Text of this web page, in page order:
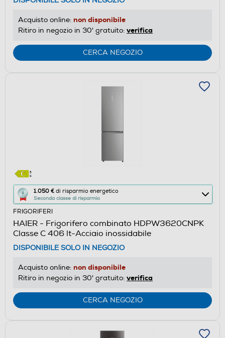
Acquisto online: non disponibile
Ritiro in negozio in 30' gratuito: verifica
CERCA NEGOZIO
1.050 € di risparmio energetico
Seconda classe di risparmio
Questa
azione
aprirà
il
Calcolatore
di
risparmio
energetico
Youreko.
FRIGORIFERI
HAIER - Frigorifero combinato HDPW3620CNPK
Classe C 406 lt-Acciaio inossidabile
DISPONIBILE SOLO IN NEGOZIO
Acquisto online: non disponibile
Ritiro in negozio in 30' gratuito: verifica
CERCA NEGOZIO